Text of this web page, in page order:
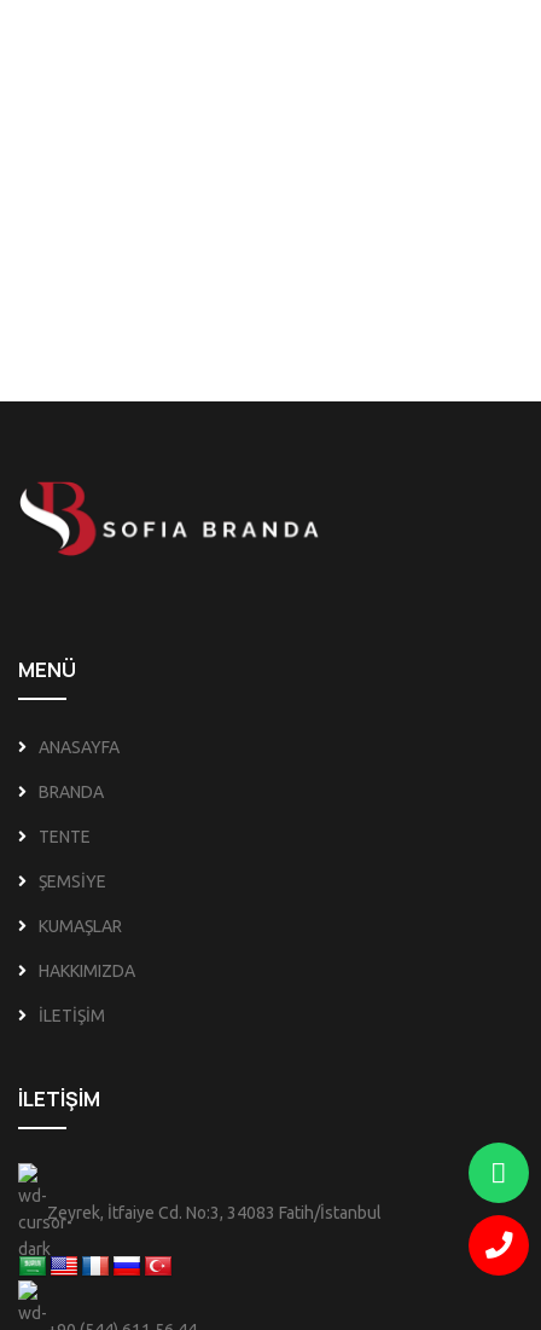
MENÜ
ANASAYFA
BRANDA
TENTE
ŞEMSİYE
KUMAŞLAR
HAKKIMIZDA
İLETİŞİM
İLETİŞİM
Zeyrek, İtfaiye Cd. No:3, 34083 Fatih/İstanbul